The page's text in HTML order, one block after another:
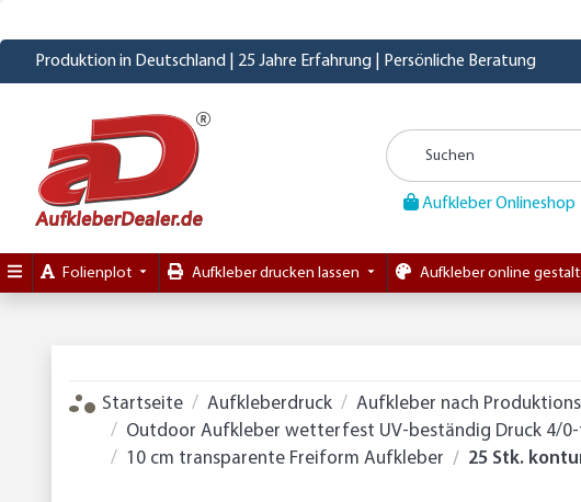
Produktion in Deutschland | 25 Jahre Erfahrung | Persönliche Beratung
Aufkleber Onlineshop
Folienplot Aufkleber drucken lassen Aufkleber online
Startseite Aufkleberdruck Aufkleber nach
Outdoor Aufkleber wetterfest UV-beständig Druck 4/
10 cm transparente Freiform Aufkleber
25 Stk.